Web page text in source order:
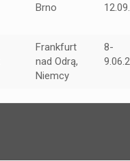
Brno
Frankfurt
nad Odrą,
Niemcy
8-